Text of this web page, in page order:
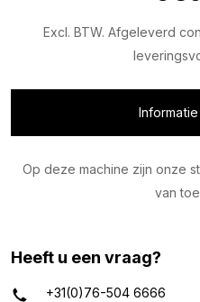
Excl. BTW. Afgeleverd
Op deze machine zijn onze
van
Heeft u een vraag?
+31(0)76-504 6666